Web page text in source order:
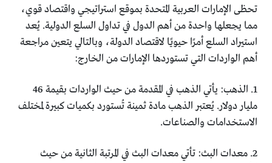
تحظى الإمارات العربية المتحدة بموقع استراتيجي واقتصاد قوي،
مما يجعلها واحدة من أهم الدول في تداول السلع الدولية. يُعد
استيراد السلع أمرًا حيويًا لاقتصاد الدولة، وبالتالي يتعين مراجعة
أهم الواردات التي تستوردها الإمارات من الخارج:
1. الذهب: يأتي الذهب في المقدمة من حيث الواردات بقيمة 46
مليار دولار. يُعتبر الذهب مادة ثمينة تُستورد بكميات كبيرة لمختلف
الاستخدامات والصناعات.
2. معدات البث: تأتي معدات البث في المرتبة الثانية من حيث